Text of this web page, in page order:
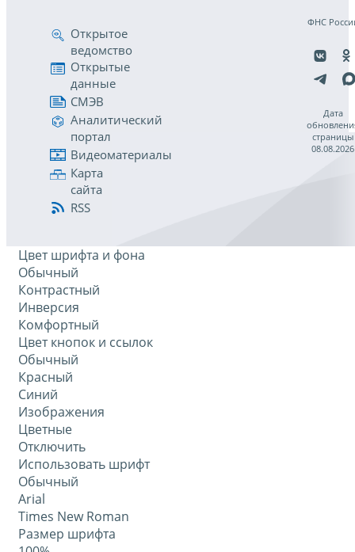
Открытое
ведомство
Открытые
данные
СМЭВ
Аналитический
портал
Видеоматериалы
Карта
сайта
RSS
ФНС
Дата
страницы
08.08.2026
Цвет шрифта и фона
Обычный
Контрастный
Инверсия
Комфортный
Цвет кнопок и ссылок
Обычный
Красный
Синий
Изображения
Цветные
Отключить
Использовать шрифт
Обычный
Arial
Times New Roman
Размер шрифта